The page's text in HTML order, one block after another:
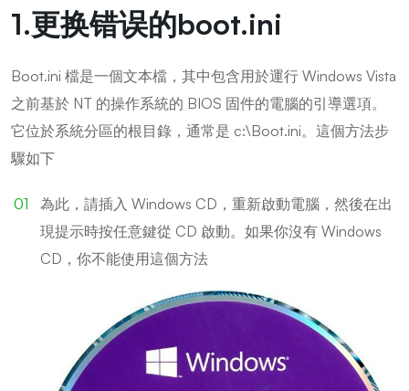
1.更换错误的boot.ini
Boot.ini 檔是一個文本檔，其中包含用於運行 Windows Vista
之前基於 NT 的操作系統的 BIOS 固件的電腦的引導選項。
它位於系統分區的根目錄，通常是 c:\Boot.ini。這個方法步
驟如下
為此，請插入 Windows CD，重新啟動電腦，然後在出
現提示時按任意鍵從 CD 啟動。如果你沒有 Windows
CD，你不能使用這個方法